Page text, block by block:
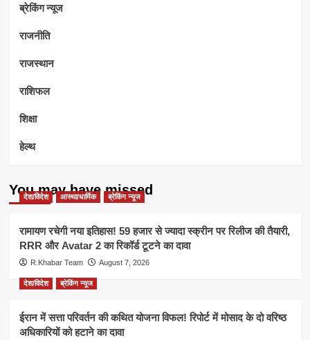
ब्रेकिंग न्यूज
राजनीति
राजस्थान
राशिफल
शिक्षा
हेल्थ
You may have missed
देश/विदेश आस्था/धार्मिक ब्रेकिंग न्यूज
रामायण रचेगी नया इतिहास! 59 हजार से ज्यादा स्क्रीन पर रिलीज की तैयारी,
RRR और Avatar 2 का रिकॉर्ड टूटने का दावा
R.Khabar Team August 7, 2026
देश/विदेश ब्रेकिंग न्यूज
ईरान में सत्ता परिवर्तन की कथित योजना विफल! रिपोर्ट में मोसाद के दो वरिष्ठ
अधिकारियों को हटाने का दावा